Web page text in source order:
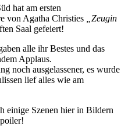
hat am ersten
von Agatha Christies
„Zeugin
Saal gefeiert!
alle ihr Bestes und das
Applaus.
noch ausgelassener, es wurde
lief alles wie am
einige Szenen hier in Bildern